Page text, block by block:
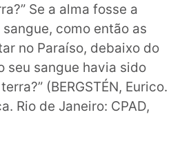
Se a alma fosse a
como então as
no Paraíso, debaixo do
seu sangue havia sido
(BERGSTÉN, Eurico.
Rio de Janeiro: CPAD,